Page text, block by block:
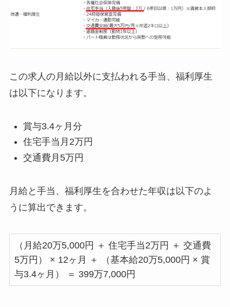
この求人の月給以外に支払われる手当、福利厚生
は以下になります。
賞与3.4ヶ月分
住宅手当月2万円
交通費月5万円
月給と手当、福利厚生を合わせた年収は以下のよ
うに算出できます。
（月給20万5,000円 ＋ 住宅手当2万円 ＋ 交通費
5万円） × 12ヶ月 ＋ （基本給20万5,000円 × 賞
与3.4ヶ月） ＝ 399万7,000円